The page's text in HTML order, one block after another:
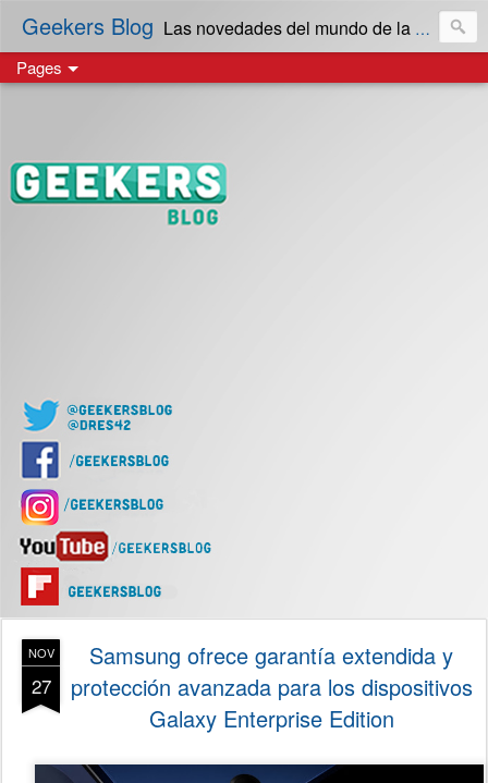
Geekers Blog Las novedades del mundo de la Tecnología y cultura Geek! en Español | Creado en El Salvador
Pages
NOV
27
Samsung ofrece garantía extendida y
protección avanzada para los dispositivos
Galaxy Enterprise Edition